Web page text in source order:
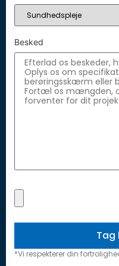
Besked
*Vi respekterer din